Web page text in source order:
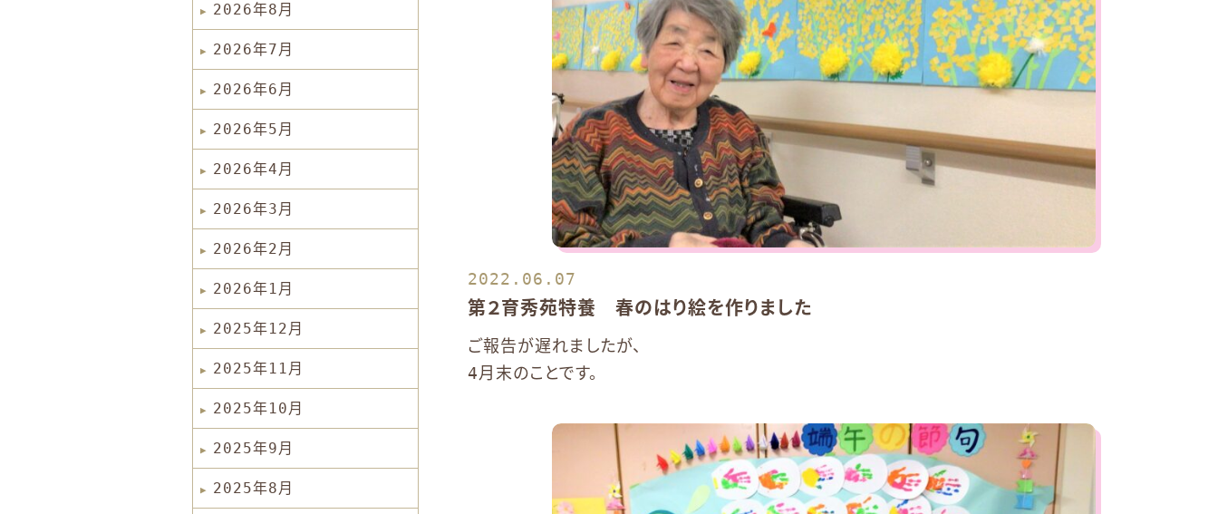
2022.06.07
第２育秀苑特養 春のはり絵を作りました
ご報告が遅れましたが、
4月末のことです。
2026年8月
2026年7月
2026年6月
2026年5月
2026年4月
2026年3月
2026年2月
2026年1月
2025年12月
2025年11月
2025年10月
2025年9月
2025年8月